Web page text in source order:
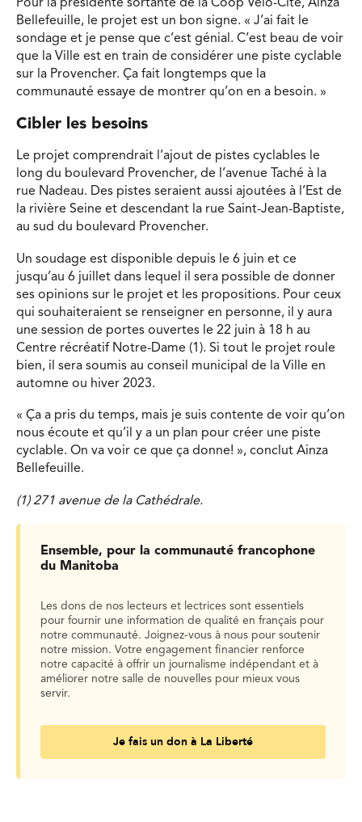
Pour la présidente sortante de la Coop Vélo-Cité, Ainza
Bellefeuille, le projet est un bon signe. « J’ai fait le
sondage et je pense que c’est génial. C’est beau de voir
que la Ville est en train de considérer une piste cyclable
sur la Provencher. Ça fait longtemps que la
communauté essaye de montrer qu’on en a besoin. »
Cibler les besoins
Le projet comprendrait l’ajout de pistes cyclables le
long du boulevard Provencher, de l’avenue Taché à la
rue Nadeau. Des pistes seraient aussi ajoutées à l’Est de
la rivière Seine et descendant la rue Saint-Jean-Baptiste,
au sud du boulevard Provencher.
Un soudage est disponible depuis le 6 juin et ce
jusqu’au 6 juillet dans lequel il sera possible de donner
ses opinions sur le projet et les propositions. Pour ceux
qui souhaiteraient se renseigner en personne, il y aura
une session de portes ouvertes le 22 juin à 18 h au
Centre récréatif Notre-Dame (1). Si tout le projet roule
bien, il sera soumis au conseil municipal de la Ville en
automne ou hiver 2023.
« Ça a pris du temps, mais je suis contente de voir qu’on
nous écoute et qu’il y a un plan pour créer une piste
cyclable. On va voir ce que ça donne! », conclut Ainza
Bellefeuille.
(1) 271 avenue de la Cathédrale.
Ensemble, pour la communauté francophone
du Manitoba
Les dons de nos lecteurs et lectrices sont essentiels
pour fournir une information de qualité en français pour
notre communauté. Joignez-vous à nous pour soutenir
notre mission. Votre engagement financier renforce
notre capacité à offrir un journalisme indépendant et à
améliorer notre salle de nouvelles pour mieux vous
servir.
Je fais un don à La Liberté